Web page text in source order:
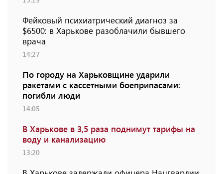
Фейковый психиатрический диагноз за
$6500: в Харькове разоблачили бывшего
врача
14:27
По городу на Харьковщине ударили
ракетами с кассетными боеприпасами:
погибли люди
14:05
В Харькове в 3,5 раза поднимут тарифы на
воду и канализацию
13:20